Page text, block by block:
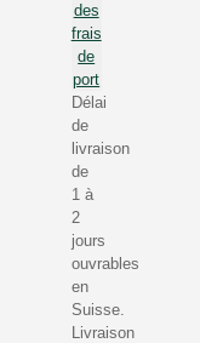
des
frais
de
port
Délai
de
livraison
de
1 à
2
jours
ouvrables
en
Suisse.
Livraison